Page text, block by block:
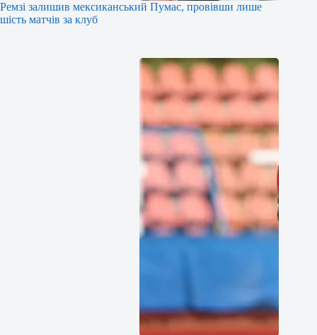
Ремзі залишив мексиканський Пумас, провівши лише
шість матчів за клуб